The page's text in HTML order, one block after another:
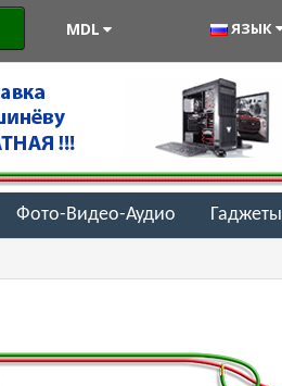
MDL ЯЗЫК
Фото-Видео-Аудио Гаджеты